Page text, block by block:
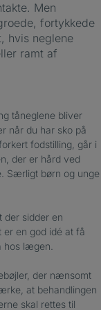
Men
fortykkede
hvis neglene
ramt af
tåneglene bliver
når du har sko på
fodstilling, går i
der er hård ved
Særligt børn og unge
der sidder en
er en god idé at få
hos lægen.
der nænsomt
at behandlingen
skal rettes til